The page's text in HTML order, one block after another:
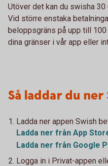
Utöver det kan du swisha
Vid större enstaka
beloppsgräns på upp till 100
dina gränser i vår app eller
Så laddar du ner
Ladda ner appen Swish
Ladda ner från App
Ladda ner från Google
Logga in i Privat-appen